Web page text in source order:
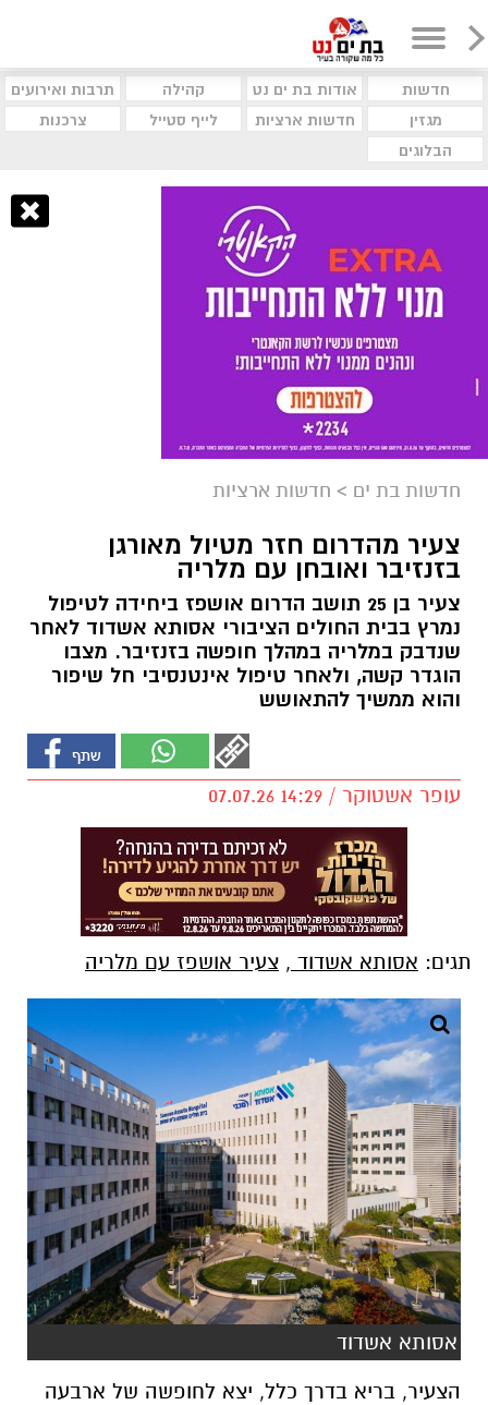
חדשות אודות בת ים נט קהילה
תרבות ואירועים
מגזין
חדשות ארציות לייף סטייל
צרכנות
הבלוגים
חדשות בת ים > חדשות ארציות
צעיר מהדרום חזר מטיול מאורגן
בזנזיבר ואובחן עם מלריה
צעיר בן 25 תושב הדרום אושפז ביחידה לטיפול
נמרץ בבית החולים הציבורי אסותא אשדוד לאחר
שנדבק במלריה במהלך חופשה בזנזיבר. מצבו
הוגדר קשה, ולאחר טיפול אינטנסיבי חל שיפור
והוא ממשיך להתאושש
עופר אשטוקר / 14:29 07.07.26
תגים: אסותא אשדוד , צעיר אושפז עם מלריה
אסותא אשדוד
הצעיר, בריא בדרך כלל, יצא לחופשה של ארבעה